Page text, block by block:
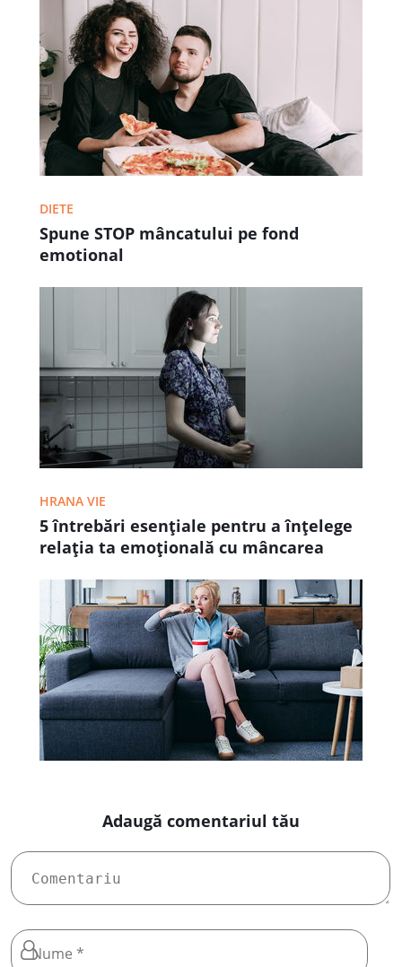
DIETE
Spune STOP mâncatului pe fond
emotional
HRANA VIE
5 întrebări esențiale pentru a înțelege
relația ta emoțională cu mâncarea
Adaugă comentariul tău